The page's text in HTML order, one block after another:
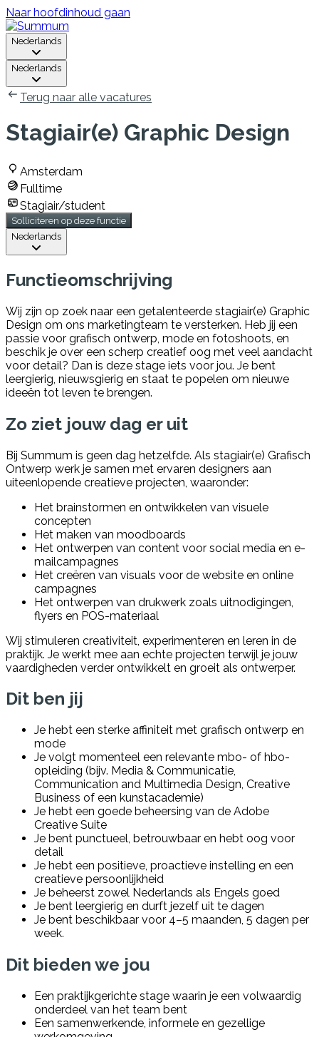
Naar hoofdinhoud gaan
Nederlands
Nederlands
Terug naar alle vacatures
Stagiair(e) Graphic Design
Amsterdam
Fulltime
Stagiair/student
Solliciteren op deze functie
Nederlands
Functieomschrijving
Wij zijn op zoek naar een getalenteerde stagiair(e) Graphic
Design om ons marketingteam te versterken. Heb jij een
passie voor grafisch ontwerp, mode en fotoshoots, en
beschik je over een scherp creatief oog met veel aandacht
voor detail? Dan is deze stage iets voor jou. Je bent
leergierig, nieuwsgierig en staat te popelen om nieuwe
ideeën tot leven te brengen.
Zo ziet jouw dag er uit
Bij Summum is geen dag hetzelfde. Als stagiair(e) Grafisch
Ontwerp werk je samen met ervaren designers aan
uiteenlopende creatieve projecten, waaronder:
Het brainstormen en ontwikkelen van visuele
concepten
Het maken van moodboards
Het ontwerpen van content voor social media en e-
mailcampagnes
Het creëren van visuals voor de website en online
campagnes
Het ontwerpen van drukwerk zoals uitnodigingen,
flyers en POS-materiaal
Wij stimuleren creativiteit, experimenteren en leren in de
praktijk. Je werkt mee aan echte projecten terwijl je jouw
vaardigheden verder ontwikkelt en groeit als ontwerper.
Dit ben jij
Je hebt een sterke affiniteit met grafisch ontwerp en
mode
Je volgt momenteel een relevante mbo- of hbo-
opleiding (bijv. Media & Communicatie,
Communication and Multimedia Design, Creative
Business of een kunstacademie)
Je hebt een goede beheersing van de Adobe
Creative Suite
Je bent punctueel, betrouwbaar en hebt oog voor
detail
Je hebt een positieve, proactieve instelling en een
creatieve persoonlijkheid
Je beheerst zowel Nederlands als Engels goed
Je bent leergierig en durft jezelf uit te dagen
Je bent beschikbaar voor 4–5 maanden, 5 dagen per
week.
Dit bieden we jou
Een praktijkgerichte stage waarin je een volwaardig
onderdeel van het team bent
Een samenwerkende, informele en gezellige